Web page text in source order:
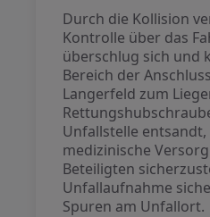
Durch die Kollision
Kontrolle über das
überschlug sich und
Bereich der
Langerfeld zum
Unfallstelle entsandt,
medizinische
Beteiligten
Unfallaufnahme
Spuren am Unfallort.